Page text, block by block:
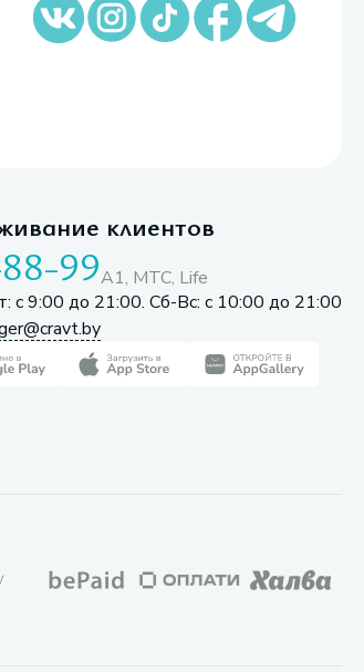
клиентов
99A1, МТС, Life
с 9:00 до 21:00. Сб-Вс: с 10:00 до 21:00